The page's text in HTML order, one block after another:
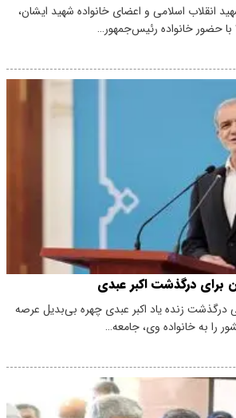
انقلاب اسلامی و اعضای خانواده شهید ایشان،
برای درگذشت اکبر عبدی
درگذشت زنده یاد اکبر عبدی چهره بی‌بدیل عرصه
را به خانواده وی، جامعه…